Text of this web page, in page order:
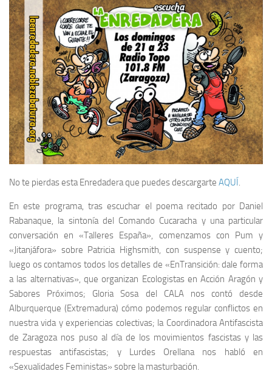
No te pierdas esta Enredadera que puedes descargarte AQUÍ.
En este programa, tras escuchar el poema recitado por Daniel
Rabanaque, la sintonía del Comando Cucaracha y una particular
conversación en «Talleres España», comenzamos con Pum y
«Jitanjáfora» sobre Patricia Highsmith, con suspense y cuento;
luego os contamos todos los detalles de «EnTransición: dale forma
a las alternativas», que organizan Ecologistas en Acción Aragón y
Sabores Próximos; Gloria Sosa del CALA nos contó desde
Alburquerque (Extremadura) cómo podemos regular conflictos en
nuestra vida y experiencias colectivas; la Coordinadora Antifascista
de Zaragoza nos puso al día de los movimientos fascistas y las
respuestas antifascistas; y Lurdes Orellana nos habló en
«Sexualidades Feministas» sobre la masturbación.